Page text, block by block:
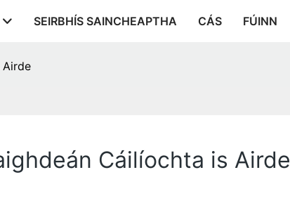
SEIRBHÍS SAINCHEAPTHA CÁS FÚINN
Airde
Cáilíochta is Airde